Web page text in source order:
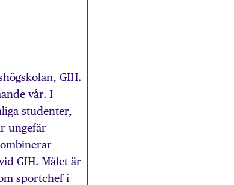
GIH.
vår. I
studenter,
ungefär
GIH. Målet är
sportchef i